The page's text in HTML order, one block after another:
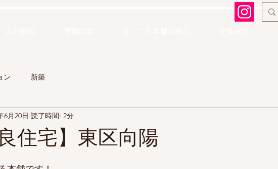
ン 新築
住宅】東区向陽
6月20日 読了時間: 2分